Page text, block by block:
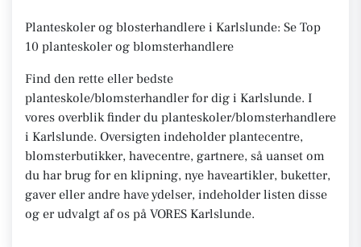
Planteskoler og blosterhandlere i Karlslunde: Se Top
10 planteskoler og blomsterhandlere
Find den rette eller bedste
planteskole/blomsterhandler for dig i Karlslunde. I
vores overblik finder du planteskoler/blomsterhandlere
i Karlslunde. Oversigten indeholder plantecentre,
blomsterbutikker, havecentre, gartnere, så uanset om
du har brug for en klipning, nye haveartikler, buketter,
gaver eller andre have ydelser, indeholder listen disse
og er udvalgt af os på VORES Karlslunde.